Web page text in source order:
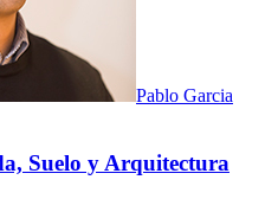
Pablo Garcia
Suelo y Arquitectura